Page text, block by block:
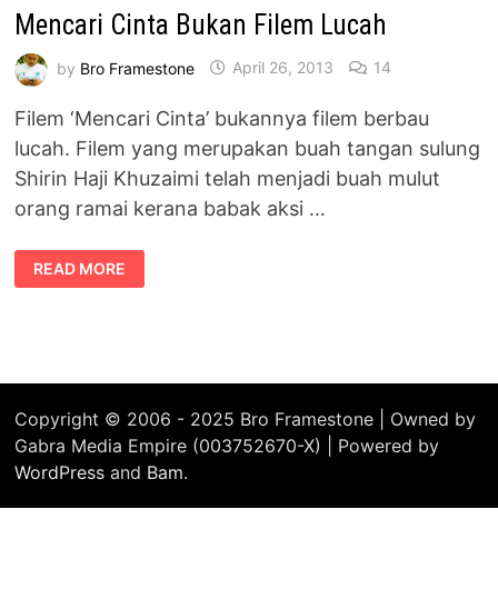
Mencari Cinta Bukan Filem Lucah
by Bro Framestone April 26, 2013 14
Filem ‘Mencari Cinta’ bukannya filem berbau
lucah. Filem yang merupakan buah tangan sulung
Shirin Haji Khuzaimi telah menjadi buah mulut
orang ramai kerana babak aksi …
MENCARI
CINTA
BUKAN
READ MORE
Copyright © 2006 - 2025 Bro Framestone | Owned by
Gabra Media Empire (003752670-X) | Powered by
WordPress and Bam.